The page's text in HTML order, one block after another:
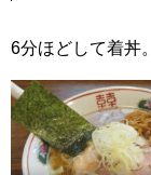
6分ほどして着丼。